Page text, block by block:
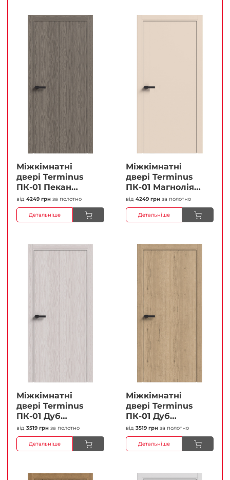
Міжкімнатні
двері Terminus
ПК-01 Пекан
Глухі Плівка
від 4249 грн за полотно
Детальніше
Міжкімнатні
двері Terminus
ПК-01 Магнолія
Глухі Плівка
від 4249 грн за полотно
Детальніше
Міжкімнатні
двері Terminus
ПК-01 Дуб
перлиний Глухі
Плівка
від 3519 грн за полотно
Детальніше
Міжкімнатні
двері Terminus
ПК-01 Дуб
класичний Глухі
Плівка
від 3519 грн за полотно
Детальніше